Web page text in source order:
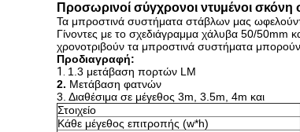
Προσωρινοί σύγχρονοι ντυμένοι
Τα μπροστινά συστήματα στάβλων μας
Γίνοντες με το σχεδιάγραμμα χάλυβα 50/50mm
χρονοτριβούν τα μπροστινά συστήματα
Προδιαγραφή:
1. 1.3 μετάβαση πορτών LM
2. Μετάβαση φατνών
3. Διαθέσιμα σε μέγεθος 3m, 3.5m, 4m και
Στοιχείο
Κάθε μέγεθος επιτροπής (w*h)